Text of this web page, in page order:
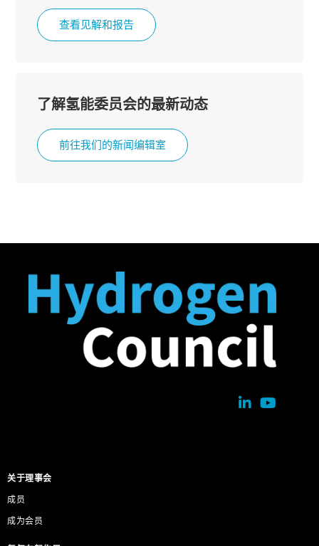
查看见解和报告
了解氢能委员会的最新动态
前往我们的新闻编辑室
关于理事会
成员
成为会员